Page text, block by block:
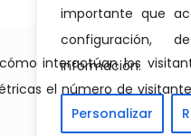
importante que
configuración,
información.
Personalizar